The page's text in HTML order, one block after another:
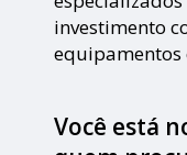
investimento
equipamentos
Você está